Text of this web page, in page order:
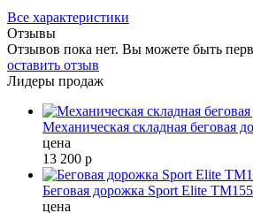
Все характеристики
Отзывы
Отзывов пока нет. Вы можете быть
оставить отзыв
Лидеры продаж
Механическая складная беговая
цена
13 200 р
Беговая дорожка Sport Elite
цена